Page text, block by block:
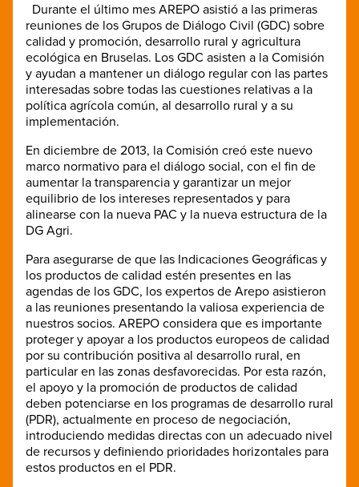
Durante el último mes AREPO asistió a las primeras
reuniones de los Grupos de Diálogo Civil (GDC) sobre
calidad y promoción, desarrollo rural y agricultura
ecológica en Bruselas. Los GDC asisten a la Comisión
y ayudan a mantener un diálogo regular con las partes
interesadas sobre todas las cuestiones relativas a la
política agrícola común, al desarrollo rural y a su
implementación.
En diciembre de 2013, la Comisión creó este nuevo
marco normativo para el diálogo social, con el fin de
aumentar la transparencia y garantizar un mejor
equilibrio de los intereses representados y para
alinearse con la nueva PAC y la nueva estructura de la
DG Agri.
Para asegurarse de que las Indicaciones Geográficas y
los productos de calidad estén presentes en las
agendas de los GDC, los expertos de Arepo asistieron
a las reuniones presentando la valiosa experiencia de
nuestros socios. AREPO considera que es importante
proteger y apoyar a los productos europeos de calidad
por su contribución positiva al desarrollo rural, en
particular en las zonas desfavorecidas. Por esta razón,
el apoyo y la promoción de productos de calidad
deben potenciarse en los programas de desarrollo rural
(PDR), actualmente en proceso de negociación,
introduciendo medidas directas con un adecuado nivel
de recursos y definiendo prioridades horizontales para
estos productos en el PDR.